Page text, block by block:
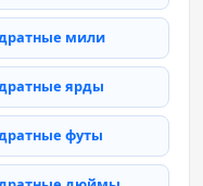
мили
ярды
футы